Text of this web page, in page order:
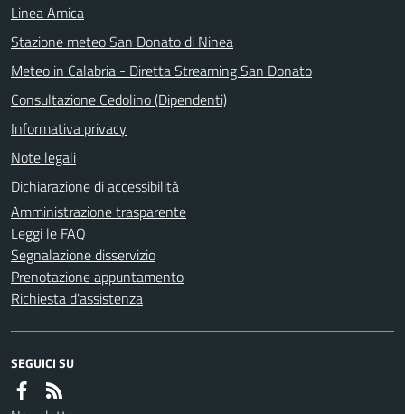
Linea Amica
Stazione meteo San Donato di Ninea
Meteo in Calabria - Diretta Streaming San Donato
Consultazione Cedolino (Dipendenti)
Informativa privacy
Note legali
Dichiarazione di accessibilità
Amministrazione trasparente
Leggi le FAQ
Segnalazione disservizio
Prenotazione appuntamento
Richiesta d'assistenza
SEGUICI SU